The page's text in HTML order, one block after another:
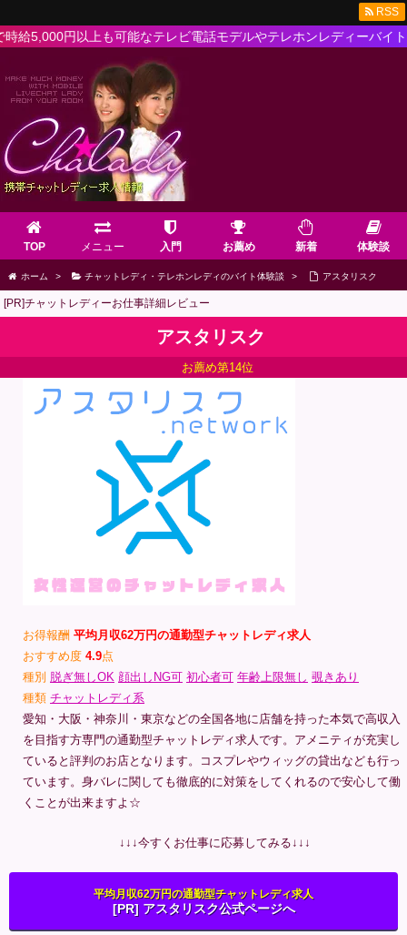
円以上も可能なテレビ電話モデルやテレホンレディーバイト求人
TOP メニュー 入門 お薦め 新着 体験談
RSS
ホーム > チャットレディ・テレホンレディのバイト体験談 > アスタリスク
[PR]チャットレディーお仕事詳細レビュー
アスタリスク
お薦め第14位
お得報酬 平均月収62万円の通勤型チャットレディ求人
おすすめ度 4.9点
種別 脱ぎ無しOK 顔出しNG可 初心者可 年齢上限無し 覗きあり
種類 チャットレディ系
愛知・大阪・神奈川・東京などの全国各地に店舗を持った本気で高収入
を目指す方専門の通勤型チャットレディ求人です。アメニティが充実し
ていると評判のお店となります。コスプレやウィッグの貸出なども行っ
ています。身バレに関しても徹底的に対策をしてくれるので安心して働
くことが出来ますよ☆
↓↓↓今すくお仕事に応募してみる↓↓↓
平均月収62万円の通勤型チャットレディ求人
[PR] アスタリスク公式ページへ